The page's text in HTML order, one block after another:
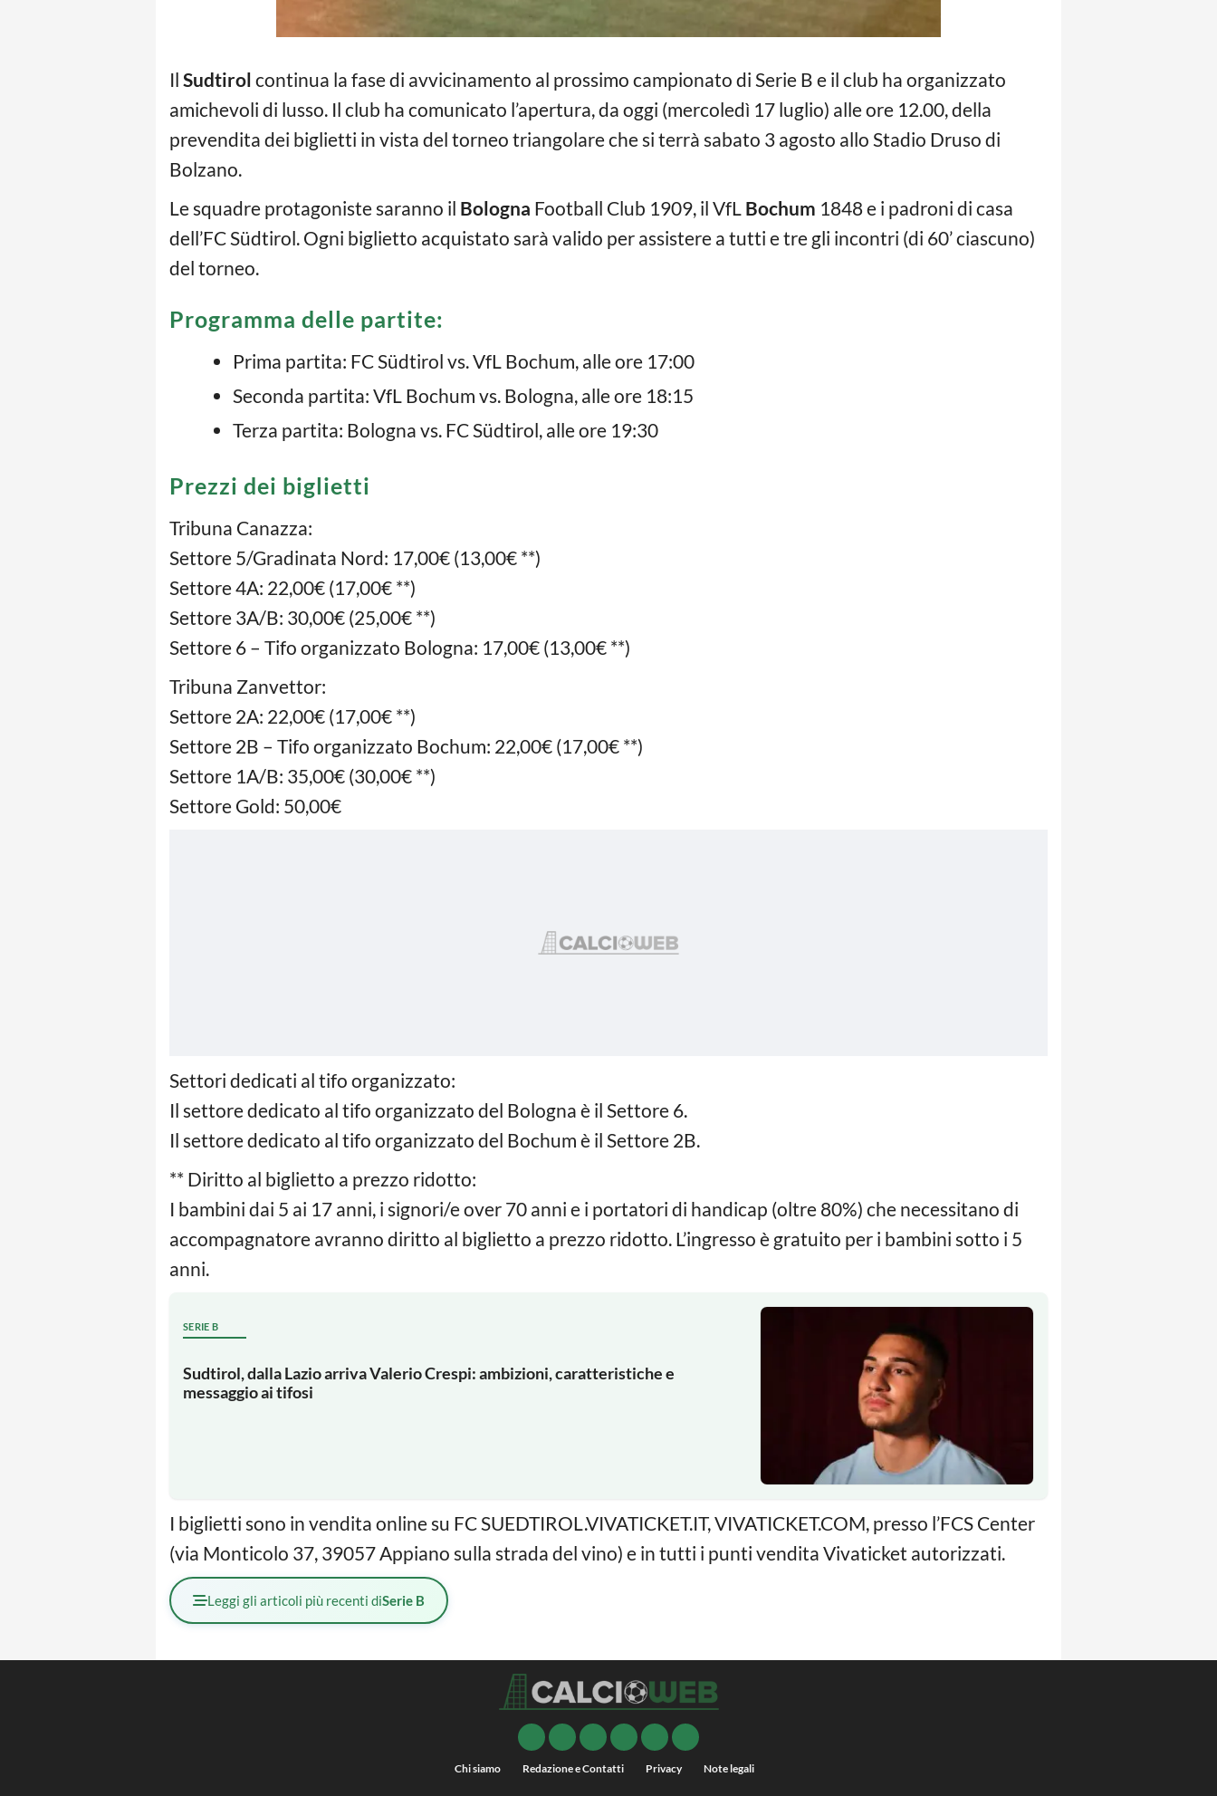
Il Sudtirol continua la fase di avvicinamento al prossimo campionato di Serie B e il club ha organizzato
amichevoli di lusso. Il club ha comunicato l’apertura, da oggi (mercoledì 17 luglio) alle ore 12.00, della
prevendita dei biglietti in vista del torneo triangolare che si terrà sabato 3 agosto allo Stadio Druso di
Bolzano.
Le squadre protagoniste saranno il Bologna Football Club 1909, il VfL Bochum 1848 e i padroni di casa
dell’FC Südtirol. Ogni biglietto acquistato sarà valido per assistere a tutti e tre gli incontri (di 60’ ciascuno)
del torneo.
Programma delle partite:
Prima partita: FC Südtirol vs. VfL Bochum, alle ore 17:00
Seconda partita: VfL Bochum vs. Bologna, alle ore 18:15
Terza partita: Bologna vs. FC Südtirol, alle ore 19:30
Prezzi dei biglietti
Tribuna Canazza:
Settore 5/Gradinata Nord: 17,00€ (13,00€ **)
Settore 4A: 22,00€ (17,00€ **)
Settore 3A/B: 30,00€ (25,00€ **)
Settore 6 – Tifo organizzato Bologna: 17,00€ (13,00€ **)
Tribuna Zanvettor:
Settore 2A: 22,00€ (17,00€ **)
Settore 2B – Tifo organizzato Bochum: 22,00€ (17,00€ **)
Settore 1A/B: 35,00€ (30,00€ **)
Settore Gold: 50,00€
Settori dedicati al tifo organizzato:
Il settore dedicato al tifo organizzato del Bologna è il Settore 6.
Il settore dedicato al tifo organizzato del Bochum è il Settore 2B.
** Diritto al biglietto a prezzo ridotto:
I bambini dai 5 ai 17 anni, i signori/e over 70 anni e i portatori di handicap (oltre 80%) che necessitano di
accompagnatore avranno diritto al biglietto a prezzo ridotto. L’ingresso è gratuito per i bambini sotto i 5
anni.
SERIE B
Sudtirol, dalla Lazio arriva Valerio Crespi: ambizioni, caratteristiche e
messaggio ai tifosi
I biglietti sono in vendita online su FC SUEDTIROL.VIVATICKET.IT, VIVATICKET.COM, presso l’FCS Center
(via Monticolo 37, 39057 Appiano sulla strada del vino) e in tutti i punti vendita Vivaticket autorizzati.
Leggi gli articoli più recenti diSerie B
Chi siamo Redazione e Contatti Privacy Note legali